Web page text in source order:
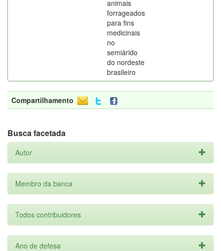
animais
forrageados
para fins
medicinais
no
semiárido
do nordeste
brasileiro
Compartilhamento
Busca facetada
Autor
Membro da banca
Todos contribuidores
Ano de defesa